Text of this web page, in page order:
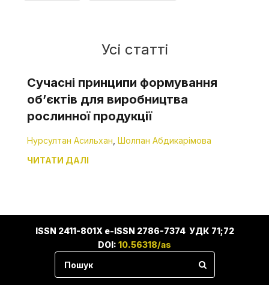
Усі статті
Сучасні принципи формування
об’єктів для виробництва
рослинної продукції
Нурсултан Асильхан Шолпан Абдикарімова
ЧИТАТИ ДАЛІ
ISSN 2411-801X e-ISSN 2786-7374 УДК 71;72
DOI: 10.56318/as